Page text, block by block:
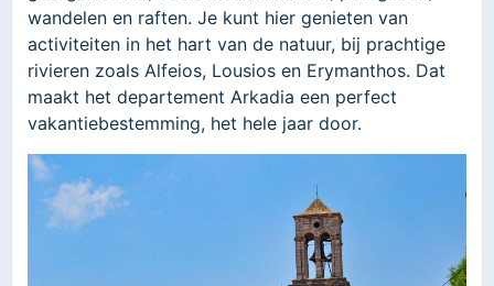
wandelen en raften. Je kunt hier genieten van
activiteiten in het hart van de natuur, bij prachtige
rivieren zoals Alfeios, Lousios en Erymanthos. Dat
maakt het departement Arkadia een perfect
vakantiebestemming, het hele jaar door.